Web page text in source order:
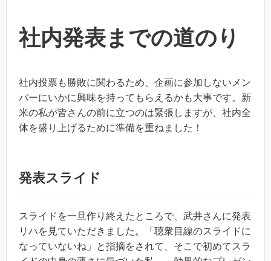
社内発表までの道のり
社内投票も勝敗に関わるため、企画に参加しないメン
バーにいかに興味を持ってもらえるかも大事です。新
米の私が皆さんの前に立つのは緊張しますが、社内全
体を盛り上げるために準備を重ねました！
発表スライド
スライドを一旦作り終えたところで、武井さんに発表
リハを見ていただきました。「聴衆目線のスライドに
なっていないね」と指摘をされて、そこで初めてスラ